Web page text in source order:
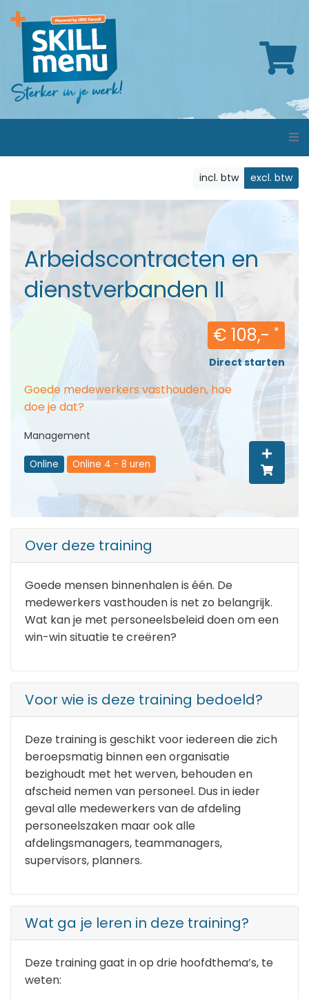
incl. btw excl. btw
Arbeidscontracten en
dienstverbanden II
€ 108,- *
Direct starten
Goede medewerkers vasthouden, hoe
doe je dat?
Management
Online Online 4 - 8 uren
Over deze training
Goede mensen binnenhalen is één. De
medewerkers vasthouden is net zo belangrijk.
Wat kan je met personeelsbeleid doen om een
win-win situatie te creëren?
Voor wie is deze training bedoeld?
Deze training is geschikt voor iedereen die zich
beroepsmatig binnen een organisatie
bezighoudt met het werven, behouden en
afscheid nemen van personeel. Dus in ieder
geval alle medewerkers van de afdeling
personeelszaken maar ook alle
afdelingsmanagers, teammanagers,
supervisors, planners.
Wat ga je leren in deze training?
Deze training gaat in op drie hoofdthema’s, te
weten: